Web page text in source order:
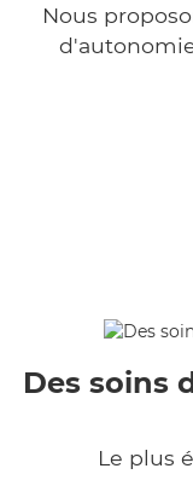
Nous
Des soins
Le plus